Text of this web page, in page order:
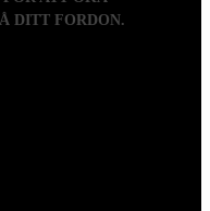
DITT FORDON.